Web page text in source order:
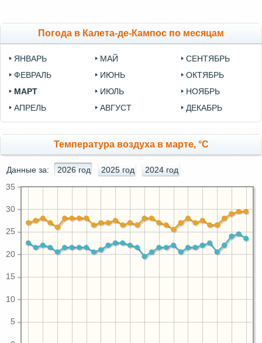
Погода в Калета-де-Кампос по месяцам
ЯНВАРЬ
ФЕВРАЛЬ
МАРТ
АПРЕЛЬ
МАЙ
ИЮНЬ
ИЮЛЬ
АВГУСТ
СЕНТЯБРЬ
ОКТЯБРЬ
НОЯБРЬ
ДЕКАБРЬ
Температура воздуха в марте, °C
Данные за: 2026 год 2025 год 2024 год
5
10
15
20
25
30
35